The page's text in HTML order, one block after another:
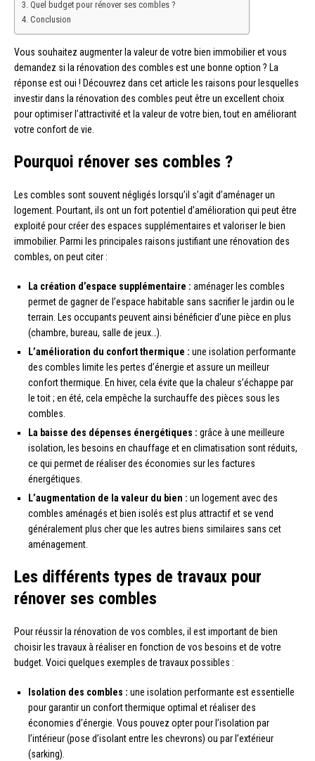
Quel budget pour rénover ses combles ?
Conclusion
Vous souhaitez augmenter la valeur de votre bien immobilier et vous
demandez si la rénovation des combles est une bonne option ? La
réponse est oui ! Découvrez dans cet article les raisons pour lesquelles
investir dans la rénovation des combles peut être un excellent choix
pour optimiser l’attractivité et la valeur de votre bien, tout en améliorant
votre confort de vie.
Pourquoi rénover ses combles ?
Les combles sont souvent négligés lorsqu’il s’agit d’aménager un
logement. Pourtant, ils ont un fort potentiel d’amélioration qui peut être
exploité pour créer des espaces supplémentaires et valoriser le bien
immobilier. Parmi les principales raisons justifiant une rénovation des
combles, on peut citer :
La création d’espace supplémentaire : aménager les combles
permet de gagner de l’espace habitable sans sacrifier le jardin ou le
terrain. Les occupants peuvent ainsi bénéficier d’une pièce en plus
(chambre, bureau, salle de jeux…).
L’amélioration du confort thermique : une isolation performante
des combles limite les pertes d’énergie et assure un meilleur
confort thermique. En hiver, cela évite que la chaleur s’échappe par
le toit ; en été, cela empêche la surchauffe des pièces sous les
combles.
La baisse des dépenses énergétiques : grâce à une meilleure
isolation, les besoins en chauffage et en climatisation sont réduits,
ce qui permet de réaliser des économies sur les factures
énergétiques.
L’augmentation de la valeur du bien : un logement avec des
combles aménagés et bien isolés est plus attractif et se vend
généralement plus cher que les autres biens similaires sans cet
aménagement.
Les différents types de travaux pour
rénover ses combles
Pour réussir la rénovation de vos combles, il est important de bien
choisir les travaux à réaliser en fonction de vos besoins et de votre
budget. Voici quelques exemples de travaux possibles :
Isolation des combles : une isolation performante est essentielle
pour garantir un confort thermique optimal et réaliser des
économies d’énergie. Vous pouvez opter pour l’isolation par
l’intérieur (pose d’isolant entre les chevrons) ou par l’extérieur
(sarking).